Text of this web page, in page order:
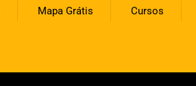
Mapa Grátis Cursos